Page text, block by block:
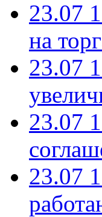
23.07
на
23.07
23.07
23.07